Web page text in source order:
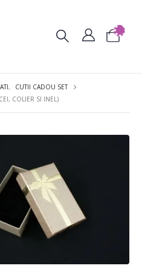
,
CUTII CADOU SET
COLIER SI INEL)